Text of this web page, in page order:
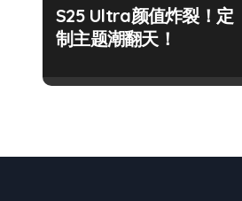
S25 Ultra颜值炸裂！定
制主题潮翻天！